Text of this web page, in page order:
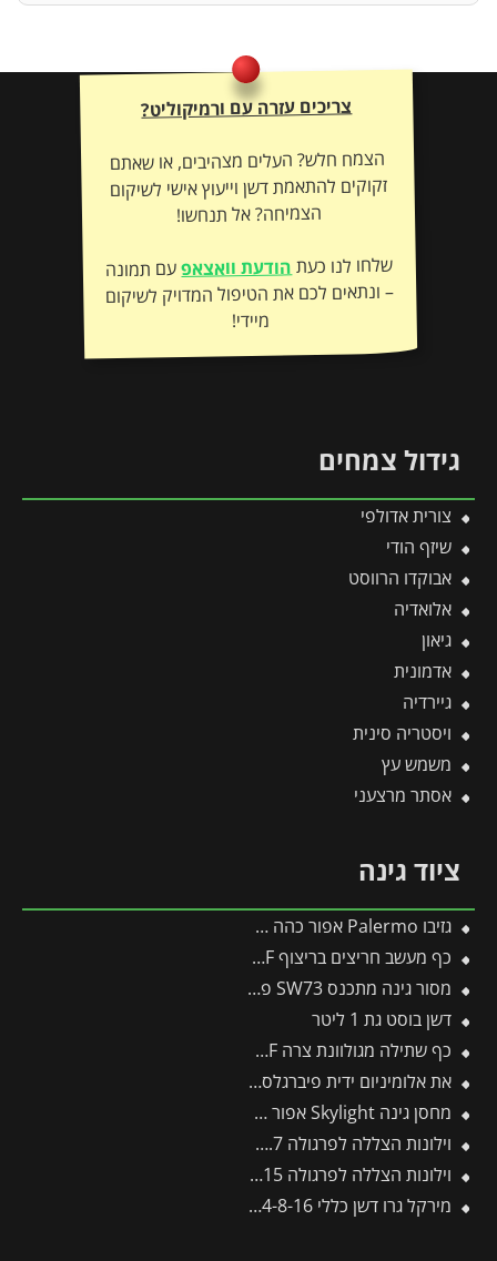
צריכים עזרה עם ורמיקוליט?
הצמח חלש? העלים מצהיבים, או שאתם
זקוקים להתאמת דשן וייעוץ אישי לשיקום
הצמיחה? אל תנחשו!
שלחו לנו כעתהודעת וואצאפעם תמונה
– ונתאים לכם את הטיפול המדויק לשיקום
מיידי!
גידול צמחים
צורית אדולפי
שיזף הודי
אבוקדו הרווסט
אלואדיה
גיאון
אדמונית
גיירדיה
ויסטריה סינית
משמש עץ
אסתר מרצעני
ציוד גינה
גזיבו Palermo אפור כהה 4.3X4.3 מבית פלרם – Canopia
כף מעשב חריצים בריצוף KF-2K – WOLF
מסור גינה מתכנס SW73 פיסקארס
דשן בוסט גת 1 ליטר
כף שתילה מגולוונת צרה LU-P – WOLF
את אלומיניום ידית פיברגלס -תבור
מחסן גינה Skylight אפור 1.9X3 מבית פלרם – קנופיה
וילונות הצללה לפרגולה 3X9.7 מבית פלרם – Canopia
וילונות הצללה לפרגולה 3X9.15 מבית פלרם – Canopia
מירקל גרו דשן כללי 24-8-16 – 2.5 ק"ג